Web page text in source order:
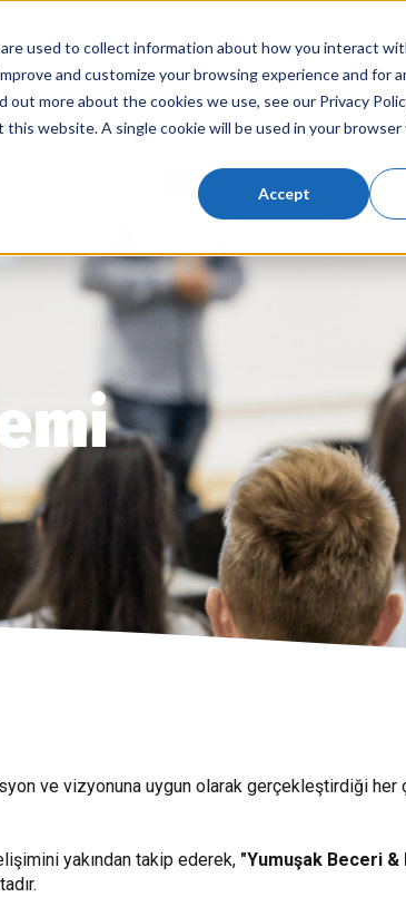
used to collect information about how you interact
and customize your browsing experience and for
more about the cookies we use, see our Privacy
website. A single cookie will be used in your
Accept
Ürün Ortaklık Çalışma Modeli
ve vizyonuna uygun olarak gerçekleştirdiği her
yakından takip ederek, "Yumuşak Beceri &